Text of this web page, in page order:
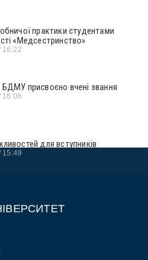
практики студентами
«Медсестринство»
16:22
присвоєно вчені звання
16:06
для вступників
15:49